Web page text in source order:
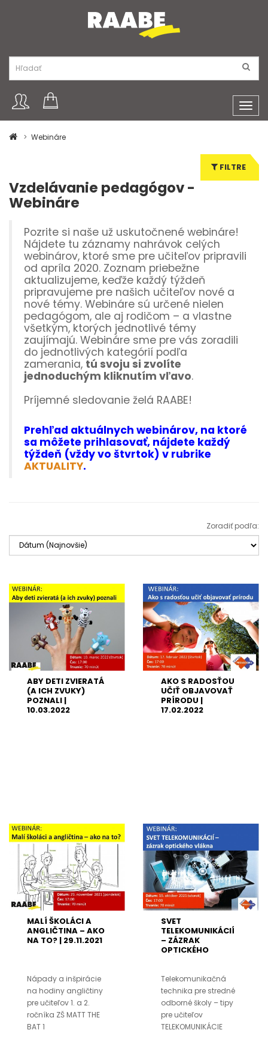
Webináre
FILTRE
Vzdelávanie pedagógov -
Webináre
Pozrite si naše už uskutočnené webináre!
Nájdete tu záznamy nahrávok celých
webinárov, ktoré sme pre učiteľov pripravili
od apríla 2020. Zoznam priebežne
aktualizujeme, keďže každý týždeň
pripravujeme pre našich učiteľov nové a
nové témy. Webináre sú určené nielen
pedagógom, ale aj rodičom – a vlastne
všetkým, ktorých jednotlivé témy
zaujímajú. Webináre sme pre vás zoradili
do jednotlivých kategórií podľa
zamerania, tú svoju si zvolíte
jednoduchým kliknutím vľavo.
Príjemné sledovanie želá RAABE!
Prehľad aktuálnych webinárov, na ktoré
sa môžete prihlasovať, nájdete každý
týždeň (vždy vo štvrtok) v rubrike
AKTUALITY.
Zoradiť podľa:
ABY DETI ZVIERATÁ
(A ICH ZVUKY)
POZNALI |
10.03.2022
AKO S RADOSŤOU
UČIŤ OBJAVOVAŤ
PRÍRODU |
17.02.2022
MALÍ ŠKOLÁCI A
ANGLIČTINA – AKO
NA TO? | 29.11.2021
Nápady a inšpirácie
na hodiny angličtiny
pre učiteľov 1. a 2.
ročníka ZŠ MATT THE
BAT 1
SVET
TELEKOMUNIKÁCIÍ
– ZÁZRAK
OPTICKÉHO
Telekomunikačná
technika pre stredné
odborné školy – tipy
pre učiteľov
TELEKOMUNIKÁCIE